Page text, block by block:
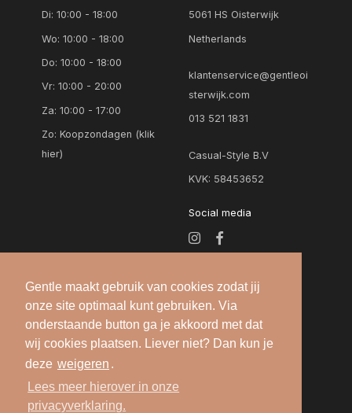
Gentle maakt gebruik van cookies zodat jij
onze site optimaal kunt gebruiken. Via
onderstaande button ga je akkoord met dat
wij cookies plaatsen. Liever niet? Dan kun je
deze weigeren .
Lees meer hierover in onze
privacyverklaring.
Di: 10:00 - 18:00
Wo: 10:00 - 18:00
Do: 10:00 - 18:00
Vr: 10:00 - 20:00
Za: 10:00 - 17:00
Zo:Koopzondagen (klik
hier)
5061 HS Oisterwijk
Netherlands
klantenservice@gentleoi
sterwijk.com
013 521 1831
Casual-Style B.V
KVK: 58453652
Social media
Alle rechten voorbehouden — 2026 © Gentle
Oisterwijk |Algemene voorwaarden